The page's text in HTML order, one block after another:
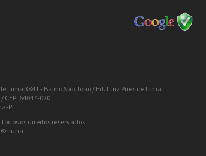
Lima 3841 - Bairro São João / Ed. Luiz Pires de Lima
CEP: 64047-020
PI
os direitos reservados
© Iluria